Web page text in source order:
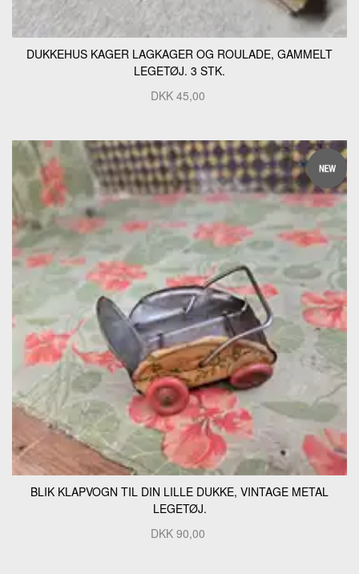
DUKKEHUS KAGER LAGKAGER OG ROULADE, GAMMELT
LEGETØJ. 3 STK.
DKK 45,00
BLIK KLAPVOGN TIL DIN LILLE DUKKE, VINTAGE METAL
LEGETØJ.
DKK 90,00